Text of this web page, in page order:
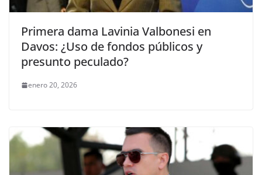
Primera dama Lavinia Valbonesi en
Davos: ¿Uso de fondos públicos y
presunto peculado?
enero 20, 2026